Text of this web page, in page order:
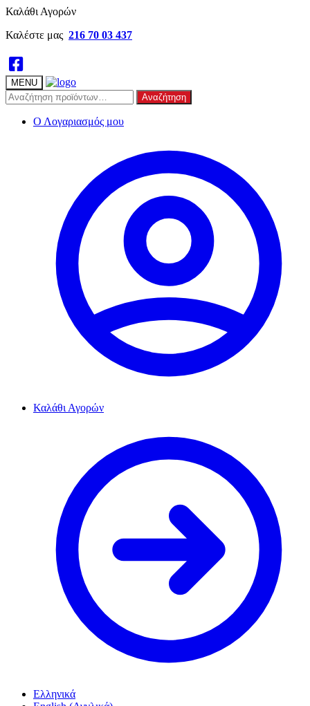
Skip
navigation
Skip
content
Καλάθι Αγορών
Καλέστε μας 216 70 03 437
MENU
Αναζήτηση
για:
Αναζήτηση
Ο Λογαριασμός μου
Καλάθι Αγορών
Ελληνικά